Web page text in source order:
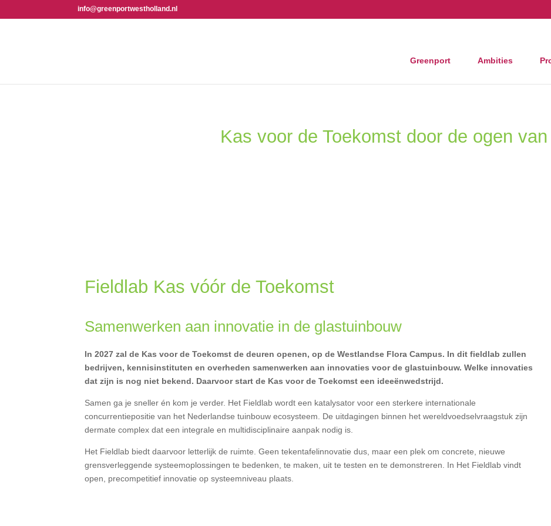
info@greenportwestholland.nl
Greenport Ambities
Kas voor de Toekomst door de ogen van AI
Fieldlab Kas vóór de Toekomst
Samenwerken aan innovatie in de glastuinbouw
In 2027 zal de Kas voor de Toekomst de deuren openen, op de Westlandse Flora Campus. In dit fieldlab zullen
bedrijven, kennisinstituten en overheden samenwerken aan innovaties voor de glastuinbouw. Welke innovaties
dat zijn is nog niet bekend. Daarvoor start de Kas voor de Toekomst een ideeënwedstrijd.
Samen ga je sneller én kom je verder. Het Fieldlab wordt een katalysator voor een sterkere internationale
concurrentiepositie van het Nederlandse tuinbouw ecosysteem. De uitdagingen binnen het wereldvoedselvraagstuk zijn
dermate complex dat een integrale en multidisciplinaire aanpak nodig is.
Het Fieldlab biedt daarvoor letterlijk de ruimte. Geen tekentafelinnovatie dus, maar een plek om concrete, nieuwe
grensverleggende systeemoplossingen te bedenken, te maken, uit te testen en te demonstreren. In Het Fieldlab vindt
open, precompetitief innovatie op systeemniveau plaats.